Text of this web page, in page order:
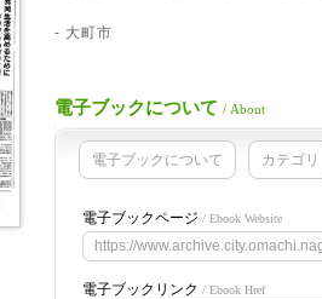
- 大町市
電子ブックについて / About
電子ブックについて カテゴリ
電子ブックページ / Ebook Website
https://
電子ブックリンク / Ebook Href